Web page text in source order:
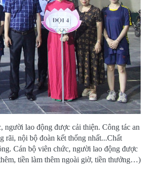
người lao động được cải thiện. Công tác an
rãi, nội bộ đoàn kết thống nhất...Chất
Cán bộ viên chức, người lao động được
tiền làm thêm ngoài giờ, tiền thưởng…)